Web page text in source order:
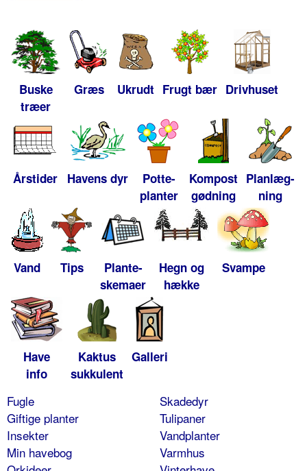
Buske
træer
Græs Ukrudt Frugt bær Drivhuset
Årstider Havens dyr
Potte-
planter
Kompost
gødning
Planlæg-
ning
Vand Tips
Plante-
skemaer
Hegn og
hække
Svampe
Have
info
Kaktus
sukkulent
Galleri
Fugle
Giftige planter
Insekter
Min havebog
Skadedyr
Tulipaner
Vandplanter
Varmhus